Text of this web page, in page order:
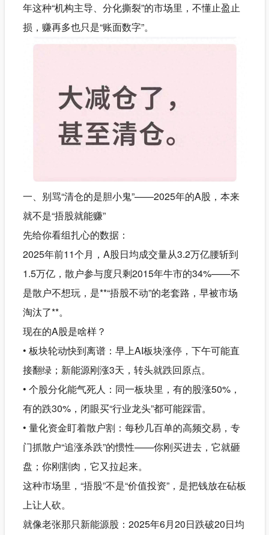
年这种“机构主导、分化撕裂”的市场里，不懂止盈止
损，赚再多也只是“账面数字”。
一、别骂“清仓的是胆小鬼”——2025年的A股，本来
就不是“捂股就能赚”
先给你看组扎心的数据：
2025年前11个月，A股日均成交量从3.2万亿腰斩到
1.5万亿，散户参与度只剩2015年牛市的34%——不
是散户不想玩，是**“捂股不动”的老套路，早被市场
淘汰了**。
现在的A股是啥样？
• 板块轮动快到离谱：早上AI板块涨停，下午可能直
接翻绿；新能源刚涨3天，转头就跌回原点。
• 个股分化能气死人：同一板块里，有的股涨50%，
有的跌30%，闭眼买“行业龙头”都可能踩雷。
• 量化资金盯着散户割：每秒几百单的高频交易，专
门抓散户“追涨杀跌”的惯性——你刚买进去，它就砸
盘；你刚割肉，它又拉起来。
这种市场里，“捂股”不是“价值投资”，是把钱放在砧板
上让人砍。
就像老张那只新能源股：2025年6月20日跌破20日均